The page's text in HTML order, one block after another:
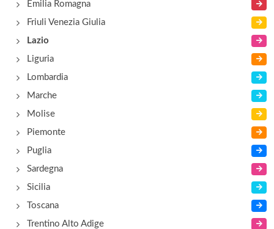
Emilia Romagna
Friuli Venezia Giulia
Lazio
Liguria
Lombardia
Marche
Molise
Piemonte
Puglia
Sardegna
Sicilia
Toscana
Trentino Alto Adige